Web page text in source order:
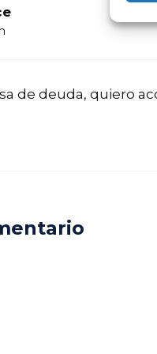
de deuda, quiero